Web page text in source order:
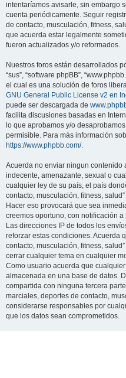
intentaríamos avisarle, sin embargo
cuenta periódicamente. Seguir
de contacto, musculación, fitness,
que acuerda estar legalmente
fueron actualizados y/o reformados.
Nuestros foros están desarrollados
“sus”, “software phpBB”,
el cual es una solución de foros
GNU General Public License v2 en
puede ser descargada de
facilita discusiones basadas en
lo que aprobamos y/o
permisible. Para más información
https://www.phpbb.com/.
Acuerda no enviar ningun contenido
indecente, amenazante, sexual o
cualquier ley de su país, el país
contacto, musculación, fitness,
Hacer eso provocará que sea
creemos oportuno, con notificación
Las direcciones IP de todos los
reforzar estas condiciones. Acuerda
contacto, musculación, fitness,
cerrar cualquier tema en cualquier
Como usuario acuerda que
almacenada en una base de datos.
compartida con ninguna tercera
marciales, deportes de contacto,
considerarse responsables por
que los datos sean comprometidos.